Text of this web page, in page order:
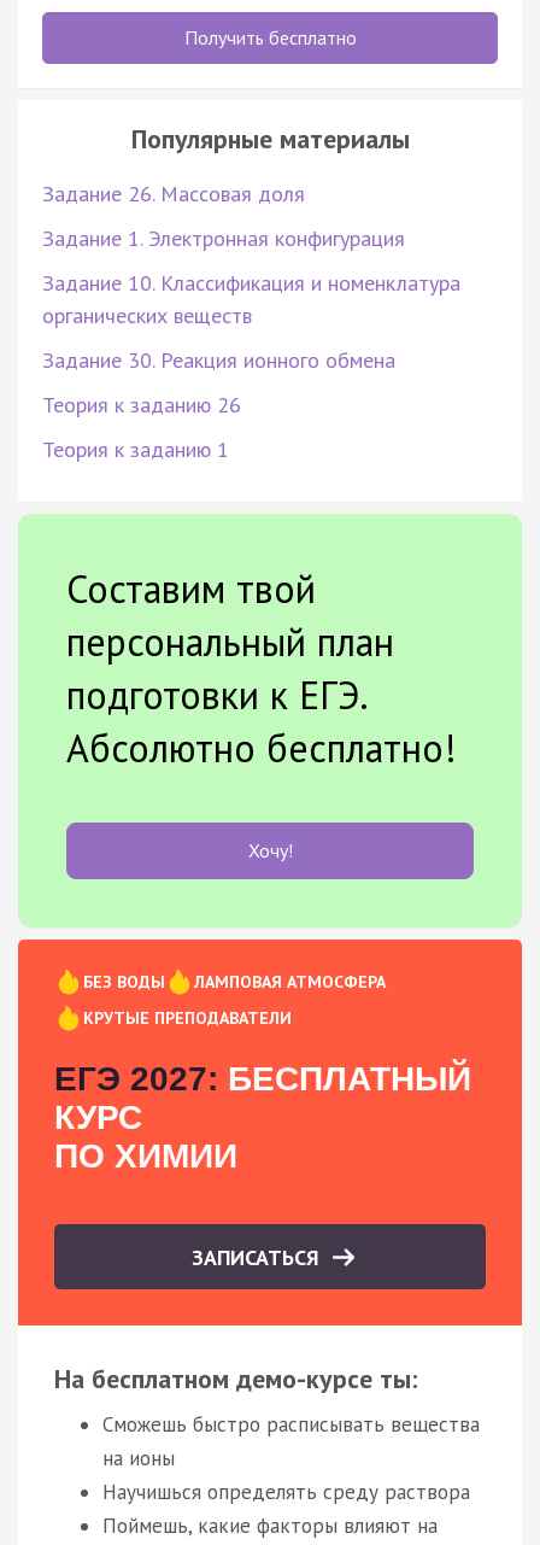
Получить бесплатно
Популярные материалы
Задание 26. Массовая доля
Задание 1. Электронная конфигурация
Задание 10. Классификация и номенклатура
органических веществ
Задание 30. Реакция ионного обмена
Теория к заданию 26
Теория к заданию 1
Составим твой
персональный план
подготовки к ЕГЭ.
Абсолютно бесплатно!
Хочу!
БЕЗ ВОДЫ
ЛАМПОВАЯ АТМОСФЕРА
КРУТЫЕ ПРЕПОДАВАТЕЛИ
ЕГЭ 2027: БЕСПЛАТНЫЙ
КУРС
ПО ХИМИИ
ЗАПИСАТЬСЯ
На бесплатном демо-курсе ты:
Сможешь быстро расписывать вещества
на ионы
Научишься определять среду раствора
Поймешь, какие факторы влияют на